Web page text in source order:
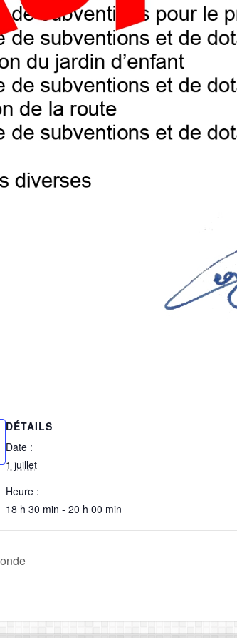
DÉTAILS
Date :
1 juillet
Heure :
18 h 30 min - 20 h 00 min